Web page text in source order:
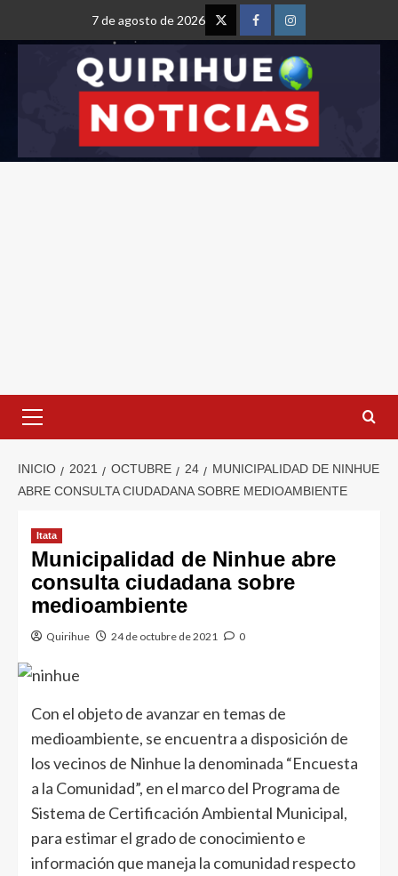
7 de agosto de 2026
INICIO 2021 OCTUBRE 24
MUNICIPALIDAD DE NINHUE
ABRE CONSULTA CIUDADANA SOBRE MEDIOAMBIENTE
Itata
Municipalidad de Ninhue abre
consulta ciudadana sobre
medioambiente
Quirihue 24 de octubre de 2021 0
Con el objeto de avanzar en temas de
medioambiente, se encuentra a disposición de
los vecinos de Ninhue la denominada “Encuesta
a la Comunidad”, en el marco del Programa de
Sistema de Certificación Ambiental Municipal,
para estimar el grado de conocimiento e
información que maneja la comunidad respecto